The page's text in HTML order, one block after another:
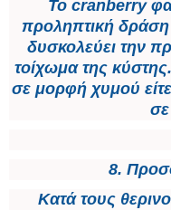
Το cranberry
προληπτική δράση
δυσκολεύει την
τοίχωμα της
σε μορφή χυμού
8.
Κατά τους